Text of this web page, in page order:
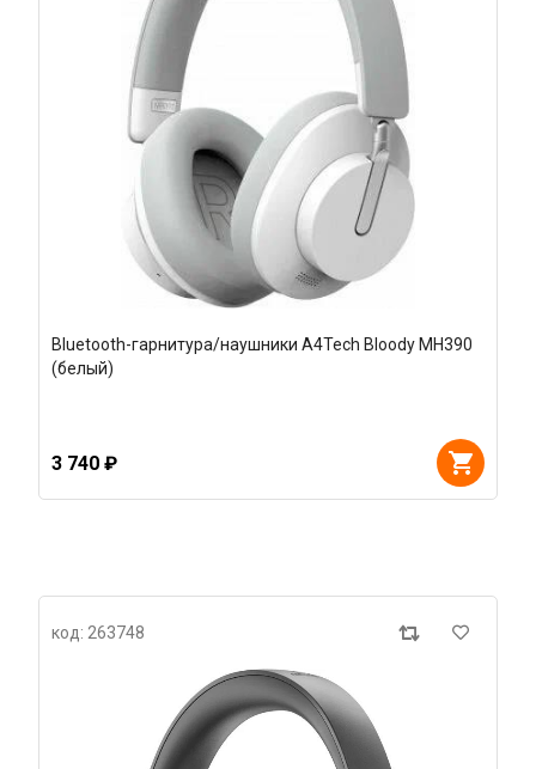
Bluetooth-гарнитура/наушники A4Tech Bloody MH390
(белый)
3 740 ₽
код: 263748